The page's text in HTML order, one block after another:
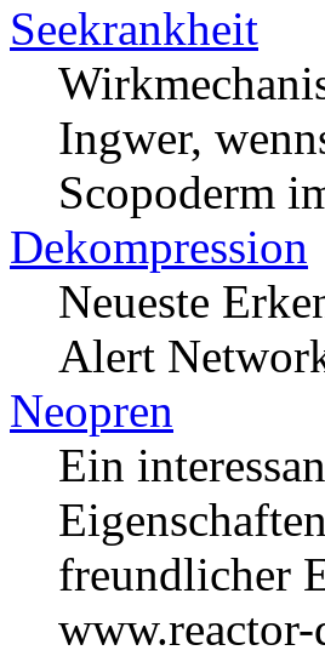
Seekrankheit
Ingwer,
Scopoderm
Dekompression
Neueste
Alert
Neopren
Ein
freundlicher